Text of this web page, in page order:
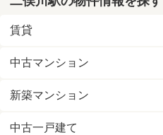
賃貸
中古マンション
新築マンション
中古一戸建て